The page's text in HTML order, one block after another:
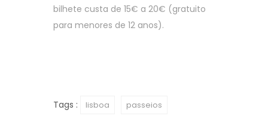
bilhete custa de 15€ a 20€ (gratuito
para menores de 12 anos).
Tags : lisboa passeios